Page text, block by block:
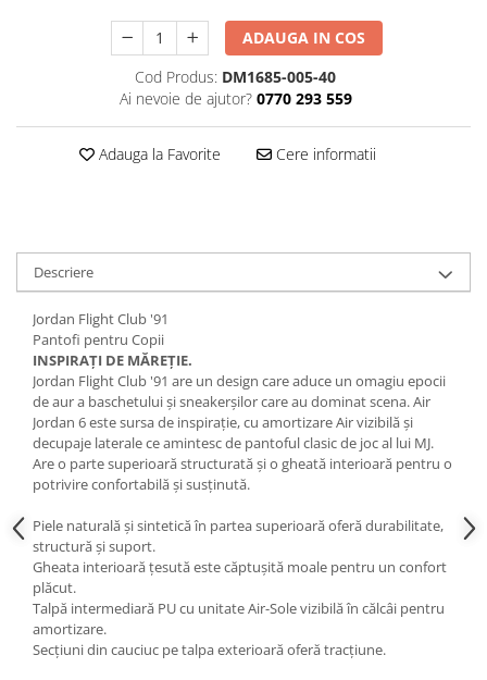
ADAUGA IN COS
Cod Produs: DM1685-005-40
Ai nevoie de ajutor? 0770 293 559
Adauga la Favorite Cere informatii
Descriere
Jordan Flight Club '91
Pantofi pentru Copii
INSPIRAȚI DE MĂREȚIE.
Jordan Flight Club '91 are un design care aduce un omagiu epocii
de aur a baschetului și sneakerșilor care au dominat scena. Air
Jordan 6 este sursa de inspirație, cu amortizare Air vizibilă și
decupaje laterale ce amintesc de pantoful clasic de joc al lui MJ.
Are o parte superioară structurată și o gheată interioară pentru o
potrivire confortabilă și susținută.
Piele naturală și sintetică în partea superioară oferă durabilitate,
structură și suport.
Gheata interioară țesută este căptușită moale pentru un confort
plăcut.
Talpă intermediară PU cu unitate Air-Sole vizibilă în călcâi pentru
amortizare.
Secțiuni din cauciuc pe talpa exterioară oferă tracțiune.